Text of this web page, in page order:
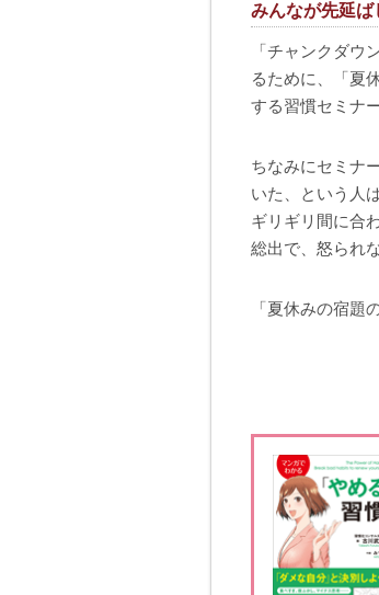
みんなが先延ば
「チャンクダウ
るために、「夏
する習慣セミナ
ちなみにセミナ
いた、という人
ギリギリ間に合
総出で、怒られ
「夏休みの宿題